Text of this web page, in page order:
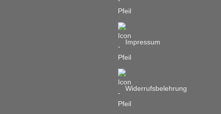
Impressum
Widerrufsbelehrung